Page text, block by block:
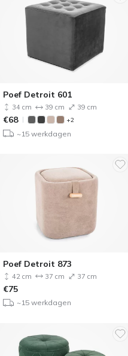
Poef Detroit 601
34 cm 39 cm 39 cm
€68 +2
~15 werkdagen
Poef Detroit 873
42 cm 37 cm 37 cm
€75
~15 werkdagen